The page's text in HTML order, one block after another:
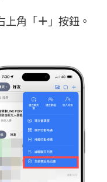
上角「 ＋ 」按鈕。